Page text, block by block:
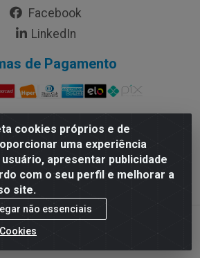
cookies próprios e de
uma experiência
apresentar publicidade
com o seu perfil e melhorar a
site.
não essenciais
Facebook
LinkedIn
de Pagamento
Gráficos da Amazonia LTDA -
- Cachoeirinha, Manaus/AM - CEP
- CNPJ 14.220.230.0001-70